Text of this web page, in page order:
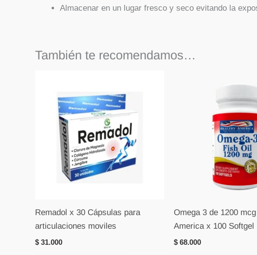
Almacenar en un lugar fresco y seco evitando la
También te recomendamos…
Remadol x 30 Cápsulas para
articulaciones moviles
$ 31.000
Omega 3 de 1200
America x 100 Softgel
$68.000